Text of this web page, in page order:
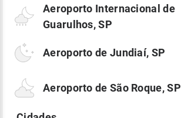
Aeroporto Internacional de
Guarulhos, SP
Aeroporto de Jundiaí, SP
Aeroporto de São Roque, SP